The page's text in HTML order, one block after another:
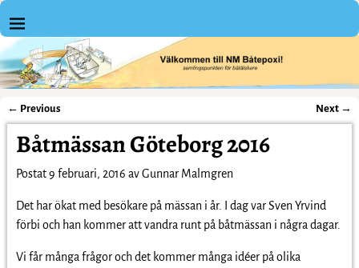
Inläggsnavigering
← Previous Next →
Båtmässan Göteborg 2016
Postat9 februari, 2016 avGunnar Malmgren
Det har ökat med besökare på mässan i år. I dag var Sven Yrvind
förbi och han kommer att vandra runt på båtmässan i några dagar.
Vi får många frågor och det kommer många idéer på olika